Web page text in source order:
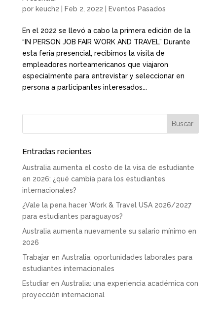
por keuch2 Feb 2, 2022 Eventos Pasados
En el 2022 se llevó a cabo la primera edición de la
“IN PERSON JOB FAIR WORK AND TRAVEL” Durante
esta feria presencial, recibimos la visita de
empleadores norteamericanos que viajaron
especialmente para entrevistar y seleccionar en
persona a participantes interesados...
Entradas recientes
Australia aumenta el costo de la visa de estudiante
en 2026: ¿qué cambia para los estudiantes
internacionales?
¿Vale la pena hacer Work & Travel USA 2026/2027
para estudiantes paraguayos?
Australia aumenta nuevamente su salario mínimo en
2026
Trabajar en Australia: oportunidades laborales para
estudiantes internacionales
Estudiar en Australia: una experiencia académica con
proyección internacional